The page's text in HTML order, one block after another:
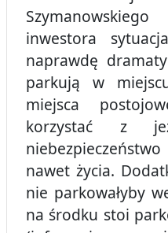
inwestora
naprawdę
parkują w
miejsca
korzystać z
nawet życia.
nie parkowałyby
na środku stoi